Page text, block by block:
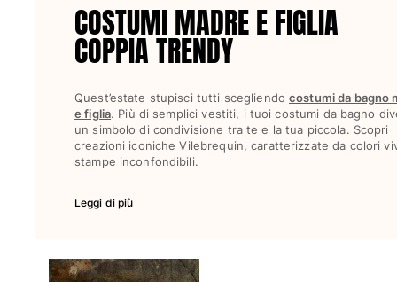
Vedi tutti i Outdoor
Calzini
Vedi tutti i Calzini
Giochi da spiaggia
Vedi tutti i Giochi da spiaggia
Portachiavi
Gioielli e Orologi
COSTUMI MADRE E FIGLIA
COPPIA TRENDY
Quest’estate stupisci tutti scegliendocostumi da bagno
e figlia. Più di semplici vestiti, i tuoi costumi da bagno
un simbolo di condivisione tra te e la tua piccola. Scopri
creazioni iconiche Vilebrequin, caratterizzate da colori
stampe inconfondibili.
Leggi di più